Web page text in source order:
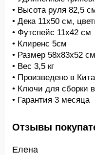
• Высота руля 82,5
• Дека 11х50 см,
• Футспейс 11х42 см
• Клиренс 5см
• Размер 58х83х52 см
• Вес 3,5 кг
• Произведено в
• Ключи для сборки
• Гарантия 3 месяца
Отзывы
Елена